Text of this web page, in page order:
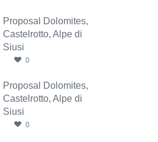
Proposal Dolomites,
Castelrotto, Alpe di
Siusi
0
Proposal Dolomites,
Castelrotto, Alpe di
Siusi
0